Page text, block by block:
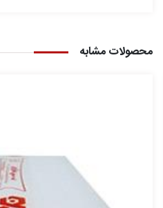
محصولات مشابه